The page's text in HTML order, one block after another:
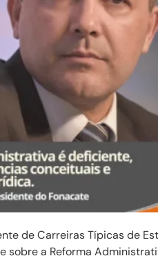
de Carreiras Típicas de
sobre a Reforma